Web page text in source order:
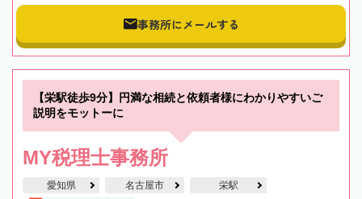
事務所にメールする
【栄駅徒歩9分】円満な相続と依頼者様にわかりやすいご
説明をモットーに
MY税理士事務所
愛知県 名古屋市 栄駅